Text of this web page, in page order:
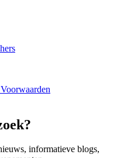
informatieve blogs,